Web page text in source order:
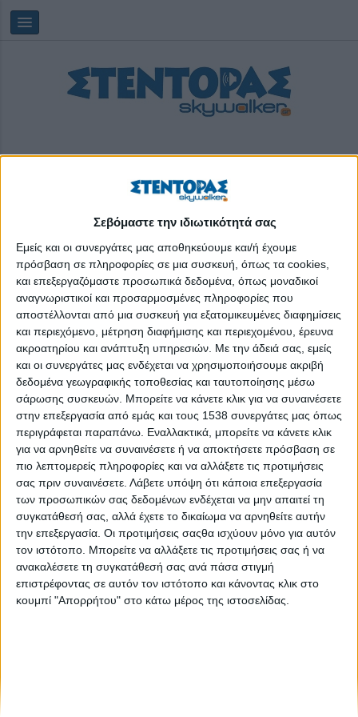
Σεβόμαστε την ιδιωτικότητά σας
Εμείς και οι συνεργάτες μας αποθηκεύουμε και/ή έχουμε
πρόσβαση σε πληροφορίες σε μια συσκευή, όπως τα cookies,
και επεξεργαζόμαστε προσωπικά δεδομένα, όπως μοναδικοί
αναγνωριστικοί και προσαρμοσμένες πληροφορίες που
αποστέλλονται από μια συσκευή για εξατομικευμένες διαφημίσεις
και περιεχόμενο, μέτρηση διαφήμισης και περιεχομένου, έρευνα
ακροατηρίου και ανάπτυξη υπηρεσιών. Με την άδειά σας, εμείς
και οι συνεργάτες μας ενδέχεται να χρησιμοποιήσουμε ακριβή
δεδομένα γεωγραφικής τοποθεσίας και ταυτοποίησης μέσω
σάρωσης συσκευών. Μπορείτε να κάνετε κλικ για να συναινέσετε
στην επεξεργασία από εμάς και τους 1538 συνεργάτες μας όπως
περιγράφεται παραπάνω. Εναλλακτικά, μπορείτε να κάνετε κλικ
για να αρνηθείτε να συναινέσετε ή να αποκτήσετε πρόσβαση σε
πιο λεπτομερείς πληροφορίες και να αλλάξετε τις προτιμήσεις
σας πριν συναινέσετε. Λάβετε υπόψη ότι κάποια επεξεργασία
των προσωπικών σας δεδομένων ενδέχεται να μην απαιτεί τη
συγκατάθεσή σας, αλλά έχετε το δικαίωμα να αρνηθείτε αυτήν
την επεξεργασία. Οι προτιμήσεις σαςθα ισχύουν μόνο για αυτόν
τον ιστότοπο. Μπορείτε να αλλάξετε τις προτιμήσεις σας ή να
ανακαλέσετε τη συγκατάθεσή σας ανά πάσα στιγμή
επιστρέφοντας σε αυτόν τον ιστότοπο και κάνοντας κλικ στο
κουμπί "Απορρήτου" στο κάτω μέρος της ιστοσελίδας.
Παρασκευή, 07/08/2026 05:42:49
δασοπυρόσβεση
Επαναπροσεγγίζοντας τη δασοφύλαξη
Συνολικός απολογισμός Προγράμματος Υποστήριξης
Εθελοντικών Ομάδων Δασοπυροπροστασίας (2022-
2026)
None feed